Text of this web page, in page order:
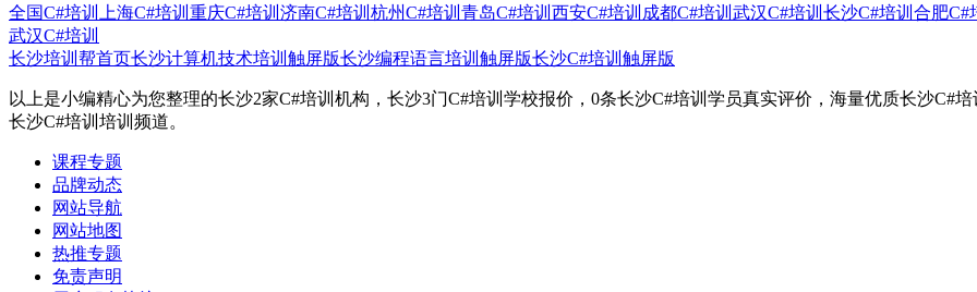
全国C#培训
上海C#培训 重庆C#培训 济南C#培训 杭州C#培训 青岛C#培训 西安C#培训 成都C#培训 武汉C#培训 长沙C#培训 合肥C#
武汉C#培训
长沙培训帮首页长沙计算机技术培训触屏版长沙编程语言培训触屏版长沙C#培训触屏版
以上是小编精心为您整理的长沙2家C#培训机构，长沙3门C#培训学校报价，0条长沙C#培训学员真实评价，海量优质长沙C#
长沙C#培训培训频道。
课程专题
品牌动态
网站导航
网站地图
热推专题
免责声明